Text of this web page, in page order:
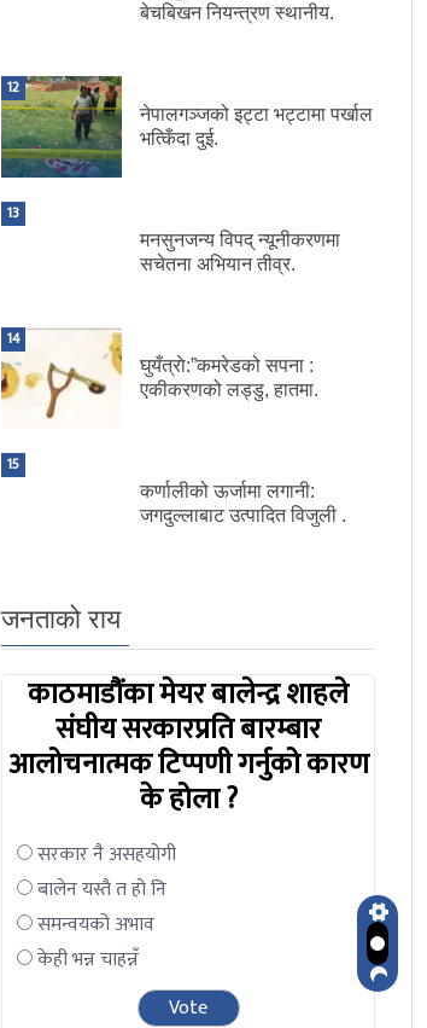
बेचबिखन नियन्त्रण स्थानीय.
12
नेपालगञ्जको इट्टा भट्टामा पर्खाल
भत्किँदा दुई.
13
मनसुनजन्य विपद् न्यूनीकरणमा
सचेतना अभियान तीव्र.
14
घुयँत्राे:”कमरेडको सपना :
एकीकरणको लड्डु, हातमा.
15
कर्णालीको ऊर्जामा लगानी:
जगदुल्लाबाट उत्पादित विजुली .
जनताको राय
काठमाडौंका मेयर बालेन्द्र शाहले
संघीय सरकारप्रति बारम्बार
आलोचनात्मक टिप्पणी गर्नुको कारण
के होला ?
सरकार नै असहयोगी
बालेन यस्तै त हो नि
समन्वयको अभाव
केही भन्न चाहन्नँ